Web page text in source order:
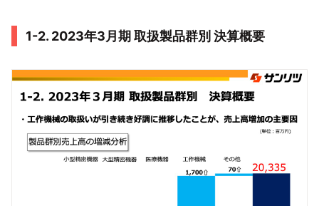
1-2. 2023年3月期 取扱製品群別 決算概要